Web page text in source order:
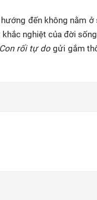
đến không nằm
nghiệt của đời
Con rối tự do gửi gắm